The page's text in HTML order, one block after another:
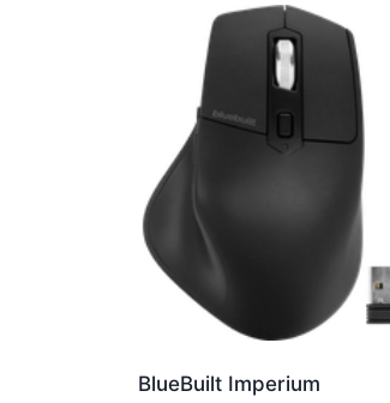
BlueBuilt Imperium